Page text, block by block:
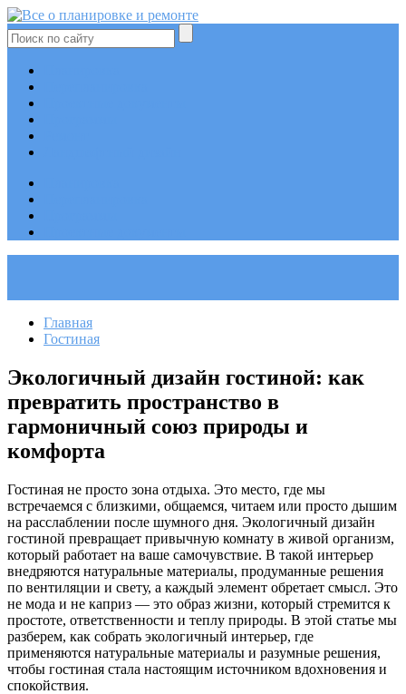
Главная
Гостиная
Экологичный дизайн гостиной: как
превратить пространство в
гармоничный союз природы и
комфорта
Гостиная не просто зона отдыха. Это место, где мы
встречаемся с близкими, общаемся, читаем или просто дышим
на расслаблении после шумного дня. Экологичный дизайн
гостиной превращает привычную комнату в живой организм,
который работает на ваше самочувствие. В такой интерьер
внедряются натуральные материалы, продуманные решения
по вентиляции и свету, а каждый элемент обретает смысл. Это
не мода и не каприз — это образ жизни, который стремится к
простоте, ответственности и теплу природы. В этой статье мы
разберем, как собрать экологичный интерьер, где
применяются натуральные материалы и разумные решения,
чтобы гостиная стала настоящим источником вдохновения и
спокойствия.